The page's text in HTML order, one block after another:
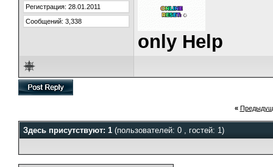
Регистрация: 28.01.2011
Сообщений: 3,338
only Help
«
Здесь присутствуют: 1 (пользователей: 0 , гостей: 1)